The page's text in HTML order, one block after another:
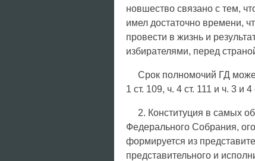
новшество связано с тем,
имел достаточно времени,
провести в жизнь и
избирателями, перед
Срок полномочий ГД
1 ст. 109, ч. 4 ст. 111 и ч. 3 и 4
2. Конституция в самых
Федерального Собрания,
формируется из
представительного и